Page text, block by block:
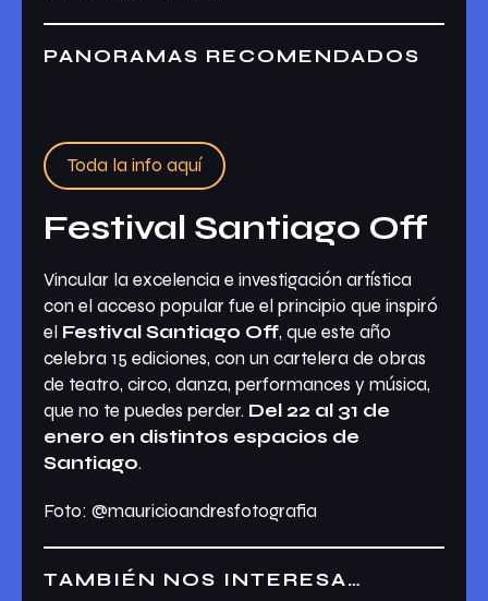
PANORAMAS RECOMENDADOS
Toda la info aquí
Festival Santiago Off
Vincular la excelencia e investigación artística
con el acceso popular fue el principio que inspiró
el Festival Santiago Off, que este año
celebra 15 ediciones, con un cartelera de obras
de teatro, circo, danza, performances y música,
que no te puedes perder. Del 22 al 31 de
enero en distintos espacios de
Santiago.
Foto: @mauricioandresfotografia
TAMBIÉN NOS INTERESA…